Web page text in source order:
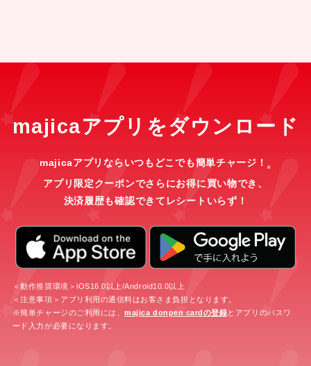
majicaアプリをダウンロード
majicaアプリならいつもどこでも簡単チャージ！ ※
アプリ限定クーポンでさらにお得に買い物でき、
決済履歴も確認できてレシートいらず！
＜動作推奨環境＞iOS16.0以上/Android10.0以上
＜注意事項＞アプリ利用の通信料はお客さま負担となります。
※簡単チャージのご利用には、majica donpen cardの登録とアプリのパスワ
ード入力が必要になります。